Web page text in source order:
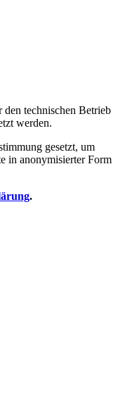
technischen Betrieb
werden.
gesetzt, um
in anonymisierter Form
.